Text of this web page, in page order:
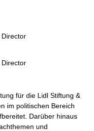
für die Lidl Stiftung &
im politischen Bereich
Darüber hinaus
und